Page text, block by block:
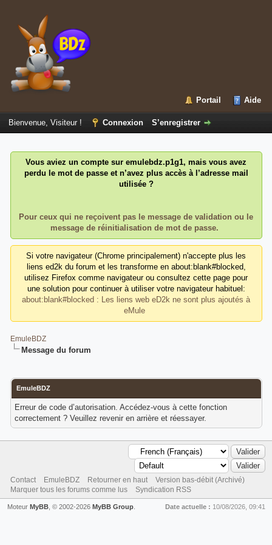
Portail Aide
Bienvenue, Visiteur ! Connexion S’enregistrer
Vous aviez un compte sur emulebdz.p1g1, mais vous avez
perdu le mot de passe et n’avez plus accès à l’adresse mail
utilisée ?
Pour ceux qui ne reçoivent pas le message de validation ou le
message de réinitialisation de mot de passe.
Si votre navigateur (Chrome principalement) n'accepte plus les
liens ed2k du forum et les transforme en about:blank#blocked,
utilisez Firefox comme navigateur ou consultez cette page pour
une solution pour continuer à utiliser votre navigateur habituel:
about:blank#blocked : Les liens web eD2k ne sont plus ajoutés à
eMule
EmuleBDZ
Message du forum
EmuleBDZ
Erreur de code d’autorisation. Accédez-vous à cette fonction
correctement ? Veuillez revenir en arrière et réessayer.
Contact EmuleBDZ Retourner en haut
Version bas-débit (Archivé)
Marquer tous les forums comme lus
Syndication RSS
Date actuelle : 10/08/2026, 09:41
Moteur MyBB, © 2002-2026 MyBB Group.